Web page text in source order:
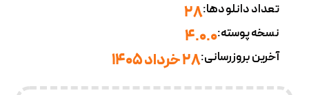
تعداد دانلودها:28
نسخه پوسته:4.0.0
آخرین بروزرسانی:28 خرداد 1405